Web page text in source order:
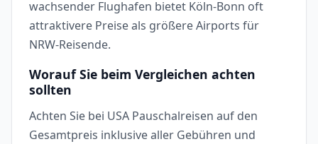
wachsender Flughafen bietet Köln-Bonn oft
attraktivere Preise als größere Airports für
NRW-Reisende.
Worauf Sie beim Vergleichen achten
sollten
Achten Sie bei USA Pauschalreisen auf den
Gesamtpreis inklusive aller Gebühren und